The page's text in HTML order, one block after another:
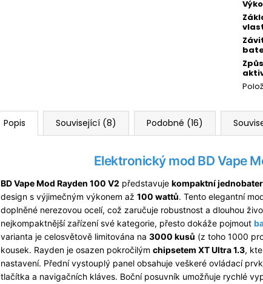
Popis Související (8) Podobné (16)
Elektronický mod BD Vape
BD Vape Mod Rayden 100 V2 představuje kompaktní
design s výjimečným výkonem až 100 wattů. Tento elegantní
doplněné nerezovou ocelí, což zaručuje robustnost a dlouhou
nejkompaktnější zařízení své kategorie, přesto dokáže pojmout
varianta je celosvětově limitována na 3000 kusů (z toho 1000
kousek. Rayden je osazen pokročilým chipsetem XT Ultra 1.3,
nastavení. Přední vystouplý panel obsahuje veškeré ovládací
tlačítka a navigačních kláves. Boční posuvník umožňuje rychlé